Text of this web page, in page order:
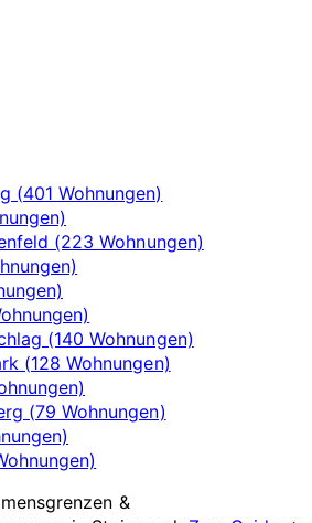
(401 Wohnungen)
(223 Wohnungen)
(140 Wohnungen)
(128 Wohnungen)
(79 Wohnungen)
&